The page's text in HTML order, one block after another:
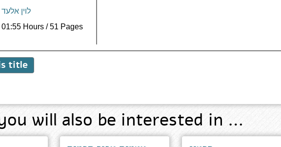
לוין אלעד
01:55 Hours / 51 Pages
title
will also be interested in …